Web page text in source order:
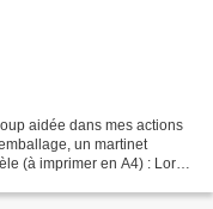
aidée dans mes actions
un martinet
(à imprimer en A4) : Lors